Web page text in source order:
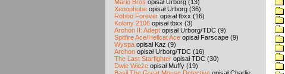
Mario Bros opisał Urborg (13)
Xenophobe opisał Urborg (36)
Robbo Forever opisał tbxx (16)
Kolony 2106 opisał tbxx (3)
Archon II: Adept opisał Urborg/TDC (9)
Spitfire Ace/Hellcat Ace opisał Farscape (9)
Wyspa opisał Kaz (9)
Archon opisał Urborg/TDC (16)
The Last Starfighter opisał TDC (30)
Dwie Wieże opisał Muffy (19)